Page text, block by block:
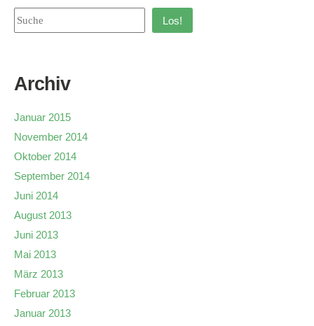
Los!
Archiv
Januar 2015
November 2014
Oktober 2014
September 2014
Juni 2014
August 2013
Juni 2013
Mai 2013
März 2013
Februar 2013
Januar 2013